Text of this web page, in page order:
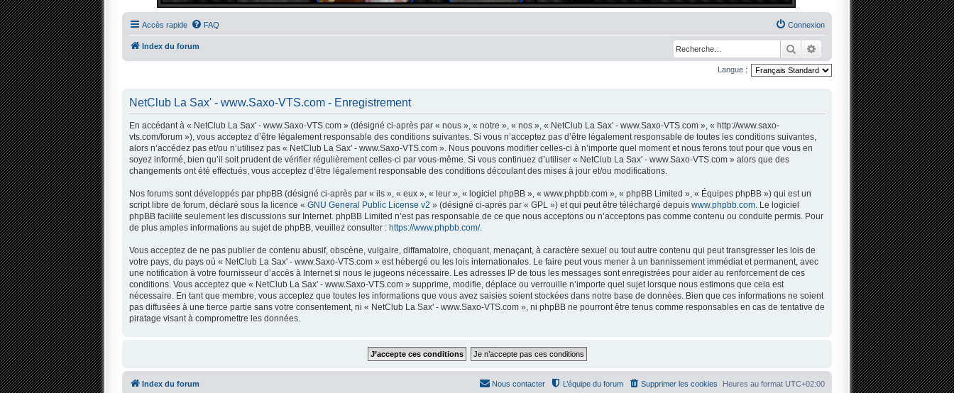
Accès rapide FAQ Connexion
Index du forum RechercherRecherche avancée
Langue :
NetClub La Sax' - www.Saxo-VTS.com - Enregistrement
En accédant à « NetClub La Sax' - www.Saxo-VTS.com » (désigné ci-après par « nous », « notre », « nos », « NetClub La Sax' - www.Saxo-VTS.com », « http://www.saxo-
vts.com/forum »), vous acceptez d’être légalement responsable des conditions suivantes. Si vous n’acceptez pas d’être légalement responsable de toutes les conditions suivantes,
alors n’accédez pas et/ou n’utilisez pas « NetClub La Sax' - www.Saxo-VTS.com ». Nous pouvons modifier celles-ci à n’importe quel moment et nous ferons tout pour que vous en
soyez informé, bien qu’il soit prudent de vérifier régulièrement celles-ci par vous-même. Si vous continuez d’utiliser « NetClub La Sax' - www.Saxo-VTS.com » alors que des
changements ont été effectués, vous acceptez d’être légalement responsable des conditions découlant des mises à jour et/ou modifications.
Nos forums sont développés par phpBB (désigné ci-après par « ils », « eux », « leur », « logiciel phpBB », « www.phpbb.com », « phpBB Limited », « Équipes phpBB ») qui est un
script libre de forum, déclaré sous la licence « GNU General Public License v2 » (désigné ci-après par « GPL ») et qui peut être téléchargé depuis www.phpbb.com . Le logiciel
phpBB facilite seulement les discussions sur Internet. phpBB Limited n’est pas responsable de ce que nous acceptons ou n’acceptons pas comme contenu ou conduite permis. Pour
de plus amples informations au sujet de phpBB, veuillez consulter : https://www.phpbb.com/.
Vous acceptez de ne pas publier de contenu abusif, obscène, vulgaire, diffamatoire, choquant, menaçant, à caractère sexuel ou tout autre contenu qui peut transgresser les lois de
votre pays, du pays où « NetClub La Sax' - www.Saxo-VTS.com » est hébergé ou les lois internationales. Le faire peut vous mener à un bannissement immédiat et permanent, avec
une notification à votre fournisseur d’accès à Internet si nous le jugeons nécessaire. Les adresses IP de tous les messages sont enregistrées pour aider au renforcement de ces
conditions. Vous acceptez que « NetClub La Sax' - www.Saxo-VTS.com » supprime, modifie, déplace ou verrouille n’importe quel sujet lorsque nous estimons que cela est
nécessaire. En tant que membre, vous acceptez que toutes les informations que vous avez saisies soient stockées dans notre base de données. Bien que ces informations ne soient
pas diffusées à une tierce partie sans votre consentement, ni « NetClub La Sax' - www.Saxo-VTS.com », ni phpBB ne pourront être tenus comme responsables en cas de tentative de
piratage visant à compromettre les données.
Index du forum Heures au format UTC+02:00
Supprimer les cookies
L’équipe du forum
Nous contacter